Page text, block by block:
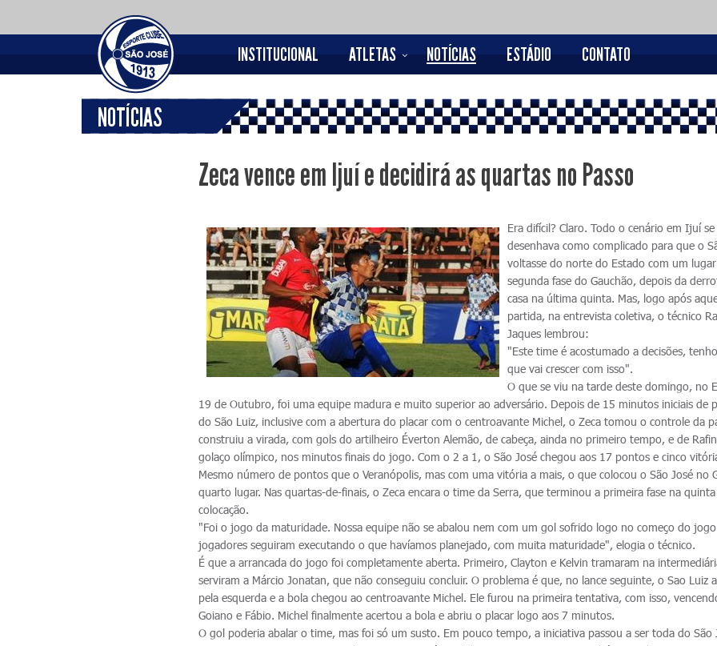
INSTITUCIONAL ATLETAS NOTÍCIAS ESTÁDIO CONTATO
NOTÍCIAS
Zeca vence em Ijuí e decidirá as quartas no Passo
Era difícil? Claro. Todo o cenário em Ijuí se
desenhava como complicado para que o
voltasse do norte do Estado com um
segunda fase do Gauchão, depois da
casa na última quinta. Mas, logo após
partida, na entrevista coletiva, o técnico
Jaques lembrou:
"Este time é acostumado a decisões,
que vai crescer com isso".
O que se viu na tarde deste domingo, no
19 de Outubro, foi uma equipe madura e muito superior ao adversário. Depois de 15 minutos iniciais de
do São Luiz, inclusive com a abertura do placar com o centroavante Michel, o Zeca tomou o controle da
construiu a virada, com gols do artilheiro Éverton Alemão, de cabeça, ainda no primeiro tempo, e de
golaço olímpico, nos minutos finais do jogo. Com o 2 a 1, o São José chegou aos 17 pontos e cinco
Mesmo número de pontos que o Veranópolis, mas com uma vitória a mais, o que colocou o São José no
quarto lugar. Nas quartas-de-finais, o Zeca encara o time da Serra, que terminou a primeira fase na quinta
colocação.
"Foi o jogo da maturidade. Nossa equipe não se abalou nem com um gol sofrido logo no começo do
jogadores seguiram executando o que havíamos planejado, com muita maturidade", elogia o técnico.
É que a arrancada do jogo foi completamente aberta. Primeiro, Clayton e Kelvin tramaram na
serviram a Márcio Jonatan, que não conseguiu concluir. O problema é que, no lance seguinte, o Sao Luiz
pela esquerda e a bola chegou ao centroavante Michel. Ele furou na primeira tentativa, com isso,
Goiano e Fábio. Michel finalmente acertou a bola e abriu o placar logo aos 7 minutos.
O gol poderia abalar o time, mas foi só um susto. Em pouco tempo, a iniciativa passou a ser toda do São